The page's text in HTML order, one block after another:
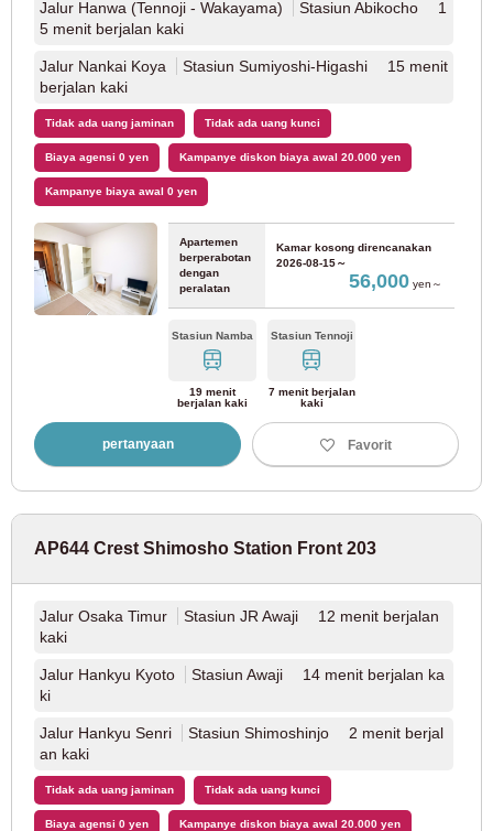
Jalur Hanwa (Tennoji - Wakayama)
Stasiun Abikocho 1
5 menit berjalan kaki
Jalur Nankai Koya
Stasiun Sumiyoshi-Higashi 15 menit
berjalan kaki
Tidak ada uang jaminan Tidak ada uang kunci
Biaya agensi 0 yen Kampanye diskon biaya awal 20.000 yen
Kampanye biaya awal 0 yen
Apartemen
berperabotan
dengan
peralatan
Kamar kosong direncanakan
2026-08-15～
56,000yen～
Stasiun Namba
19 menit
berjalan kaki
Stasiun Tennoji
7 menit berjalan
kaki
pertanyaan Favorit
AP644 Crest Shimosho Station Front 203
Jalur Osaka Timur
Stasiun JR Awaji 12 menit berjalan
kaki
Jalur Hankyu Kyoto
Stasiun Awaji 14 menit berjalan ka
ki
Jalur Hankyu Senri
Stasiun Shimoshinjo 2 menit berjal
an kaki
Tidak ada uang jaminan Tidak ada uang kunci
Biaya agensi 0 yen Kampanye diskon biaya awal 20.000 yen